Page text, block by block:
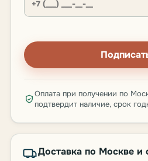
Оплата при получении по
подтвердит наличие, срок
Доставка по Москве и